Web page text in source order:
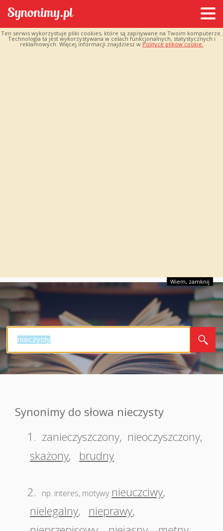
Ten serwis wykorzystuje pliki cookies, które są zapisywane na Twoim komputerze.
Technologia ta jest wykorzystywana w celach funkcjonalnych, statystycznych i
reklamowych. Więcej informacji znajdziesz w Polityce plików cookie.
Wiem, zamknij
Synonimy do słowa nieczysty
1. zanieczyszczony, nieoczyszczony,
skażony, brudny
2. np. interes, motywy nieuczciwy,
nielegalny, nieprawy,